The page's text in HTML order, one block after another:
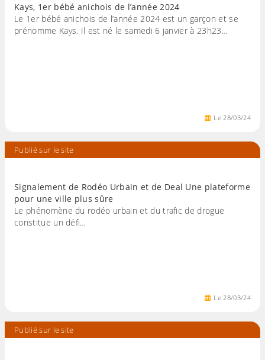
Kays, 1er bébé anichois de l’année 2024
Le 1er bébé anichois de l’année 2024 est un garçon et se
prénomme Kays. Il est né le samedi 6 janvier à 23h23…
Le28/03/24
Publié sur le site
Signalement de Rodéo Urbain et de Deal Une plateforme
pour une ville plus sûre
Le phénomène du rodéo urbain et du trafic de drogue
constitue un défi…
Le28/03/24
Publié sur le site